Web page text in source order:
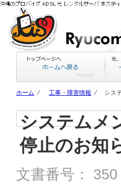
ホーム ⁄ 工事・障害情報 ⁄ シス
システムメ
停止のお知
文書番号： 350